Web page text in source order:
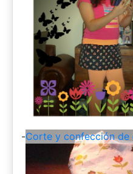
-Corte y confección de